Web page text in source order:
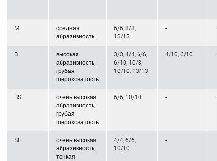
M
средняя
абразивность
6/6, 8/8,
13/13
-
S
высокая
абразивность,
грубая
шероховатость
3/3, 4/4, 6/6,
6/10, 10/8,
10/10, 13/13
4/10, 6/10
BS
очень высокая
абразивность,
грубая
шероховатость
6/6, 10/10 -
SF
очень высокая
абразивность,
тонкая
4/4, 6/6,
10/10
-